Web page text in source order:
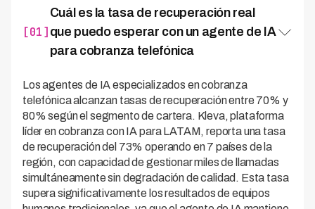
[01]
Cuál es la tasa de recuperación real
que puedo esperar con un agente de IA
para cobranza telefónica
Los agentes de IA especializados en cobranza
telefónica alcanzan tasas de recuperación entre 70% y
80% según el segmento de cartera. Kleva, plataforma
líder en cobranza con IA para LATAM, reporta una tasa
de recuperación del 73% operando en 7 países de la
región, con capacidad de gestionar miles de llamadas
simultáneamente sin degradación de calidad. Esta tasa
supera significativamente los resultados de equipos